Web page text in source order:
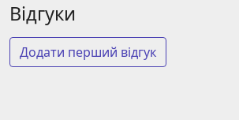
Відгуки
Додати перший відгук